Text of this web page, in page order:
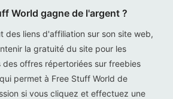
World gagne de l'argent ?
des liens d'affiliation sur son site web,
la gratuité du site pour les
des offres répertoriées sur freebies
permet à Free Stuff World de
si vous cliquez et effectuez une